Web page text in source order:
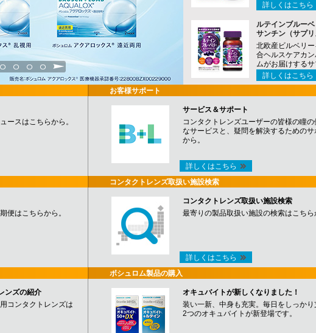
6 7 8 9
詳しくはこちら
ルテインブルー
サンチン（サプリ
北欧産ビルベリ
合ヘルスケアカ
ムがお届けするサ
詳しくはこちら
ースはこちらから。
便はこちらから。
ンズの紹介
コンタクトレンズは
お客様サポート
サービス＆サポート
コンタクトレンズユーザーの皆様の瞳の
なサービスと、疑問を解決するためのサ
から。
詳しくはこちら
コンタクトレンズ取扱い施設検索
コンタクトレンズ取扱い施設検索
最寄りの製品取扱い施設の検索はこちら
詳しくはこちら
ボシュロム製品の購入
オキュバイトが新しくなりました！
装い一新、中身も充実。毎日をしっかり
2つのオキュバイトが新登場です。